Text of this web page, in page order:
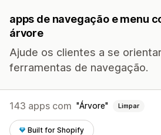
apps de navegação e menu
árvore
Ajude os clientes a se
ferramentas de navegação.
143 apps com Árvore Limpar
Built for Shopify